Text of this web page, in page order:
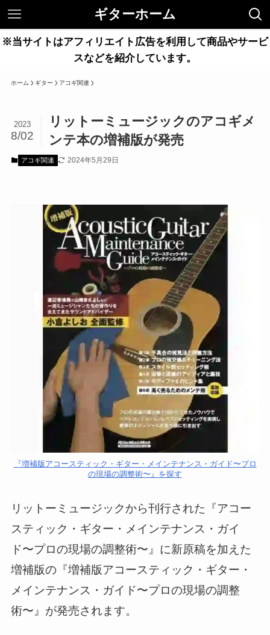
ギターホーム
※当サイトはアフィリエイト広告を利用して商品やサービ
スなどを紹介しています。
ホーム ギター アコギ関連
リットーミュージックのアコギメ
ンテ本の増補版が発売
2023
8/02
アコギ関連 2024年5月29日
『増補版アコースティック・ギター・メインテナンス・ガイド〜プロ
の現場の調整術〜』を探す
リットーミュージックから刊行された『アコー
スティック・ギター・メインテナンス・ガイ
ド〜プロの現場の調整術〜』に新原稿を加えた
増補版の『増補版アコースティック・ギター・
メインテナンス・ガイド〜プロの現場の調整
術〜』が発売されます。